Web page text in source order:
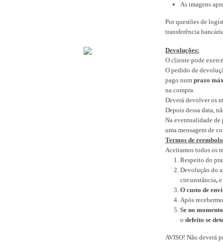
As imagens
Por questões de
transferência
Devoluções:
O cliente pode
O pedido de
pago num prazo
na compra.
Deverá devolver os
Depois dessa data,
Na eventualidade de
uma mensagem de
Termos de
Aceitamos todos os
Respeito do
Devolução do
circunstância,e
O custo de
Após
Se no
o defeito se
AVISO! Não deverá